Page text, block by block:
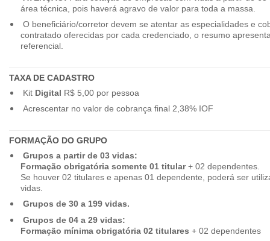
área técnica, pois haverá agravo de valor para toda a massa.
O beneficiário/corretor devem se atentar as especialidades e
contratado oferecidas por cada credenciado, o resumo
referencial.
TAXA DE CADASTRO
Kit Digital R$ 5,00 por pessoa
Acrescentar no valor de cobrança final 2,38% IOF
FORMAÇÃO DO GRUPO
Grupos a partir de 03 vidas:
Formação obrigatória somente 01 titular+ 02 dependentes.
Se houver 02 titulares e apenas 01 dependente, poderá ser
vidas.
Grupos de 30 a 199 vidas.
Grupos de 04 a 29 vidas:
Formação mínima obrigatória 02 titulares + 02 dependentes